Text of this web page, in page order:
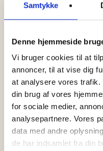
Samtykke
Denne hjemmeside
Vi bruger cookies til at
annoncer, til at vise dig
at analysere vores trafik.
din brug af vores
for sociale medier,
analysepartnere. Vores
data med andre
de har indsamlet fra din
Tel.
Mail:
Tel.